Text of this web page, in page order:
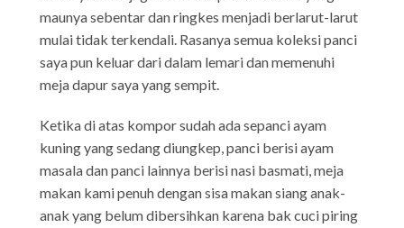
maunya sebentar dan ringkes menjadi berlarut-larut
mulai tidak terkendali. Rasanya semua koleksi panci
saya pun keluar dari dalam lemari dan memenuhi
meja dapur saya yang sempit.
Ketika di atas kompor sudah ada sepanci ayam
kuning yang sedang diungkep, panci berisi ayam
masala dan panci lainnya berisi nasi basmati, meja
makan kami penuh dengan sisa makan siang anak-
anak yang belum dibersihkan karena bak cuci piring